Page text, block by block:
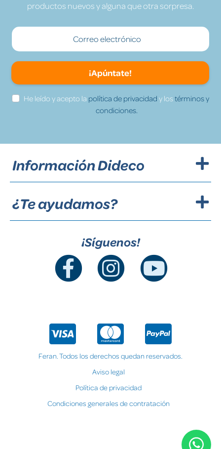
productos nuevos y alguna que otra sorpresa.
¡Apúntate!
He leído y acepto la política de privacidad y lostérminos y
condiciones.
Información Dideco
¿Te ayudamos?
¡Síguenos!
Feran. Todos los derechos quedan reservados.
Aviso legal
Política de privacidad
Condiciones generales de contratación